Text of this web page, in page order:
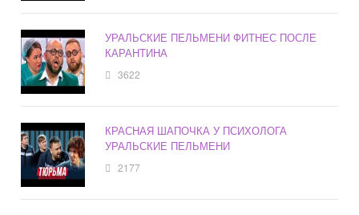
УРАЛЬСКИЕ ПЕЛЬМЕНИ ФИТНЕС ПОСЛЕ
КАРАНТИНА
3622
КРАСНАЯ ШАПОЧКА У ПСИХОЛОГА
УРАЛЬСКИЕ ПЕЛЬМЕНИ
2177